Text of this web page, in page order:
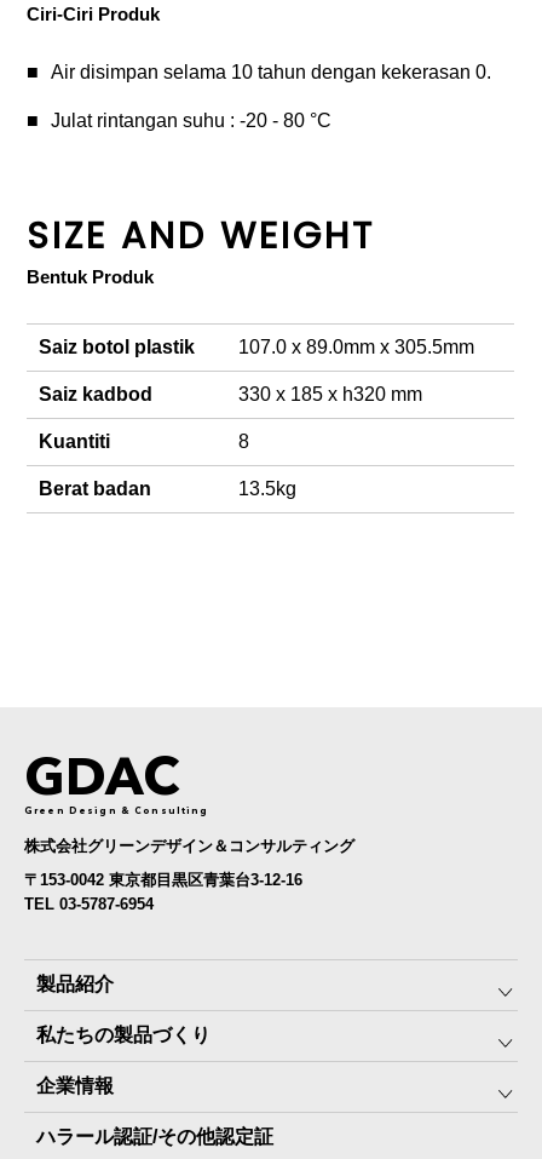
Ciri-Ciri Produk
Air disimpan selama 10 tahun dengan kekerasan 0.
Julat rintangan suhu : -20 - 80 °C
SIZE AND WEIGHT
Bentuk Produk
Saiz botol plastik 107.0 x 89.0mm x 305.5mm
Saiz kadbod 330 x 185 x h320 mm
Kuantiti 8
Berat badan 13.5kg
GDAC
Green Design & Consulting
株式会社グリーンデザイン＆コンサルティング
〒153-0042 東京都目黒区青葉台3-12-16
TEL 03-5787-6954
製品紹介
みんなの保存⾷
The Next Dekade10年保存
The Next Dekade7年保存
私たちの製品づくり
SDGSへの取り組み
JARA(ペット⽤防災備蓄⾷)について
企業情報
社⻑ご挨拶
ハラール認証/その他認定証